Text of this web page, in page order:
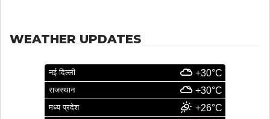
WEATHER UPDATES
नई दिल्ली +30°C
राजस्थान +30°C
मध्य प्रदेश +26°C